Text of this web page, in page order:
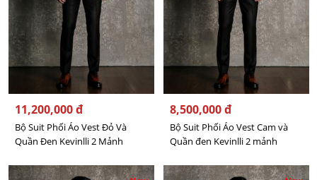
11,200,000 đ
Bộ Suit Phối Áo Vest Đỏ Và
Quần Đen Kevinlli 2 Mảnh
8,500,000 đ
Bộ Suit Phối Áo Vest Cam và
Quần đen Kevinlli 2 mảnh